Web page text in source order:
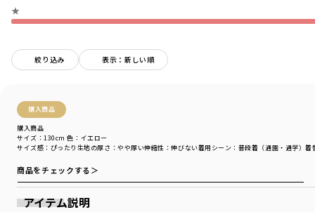
★
絞り込み 表示：新しい順
購入商品
購入商品
サイズ感 ：ぴったり 生地の厚さ ：やや厚い伸縮性 ：伸びない着用シーン ：普段着（通園・通学）着
サイズ：130cm 色：イエロー
商品をチェックする＞
アイテム説明